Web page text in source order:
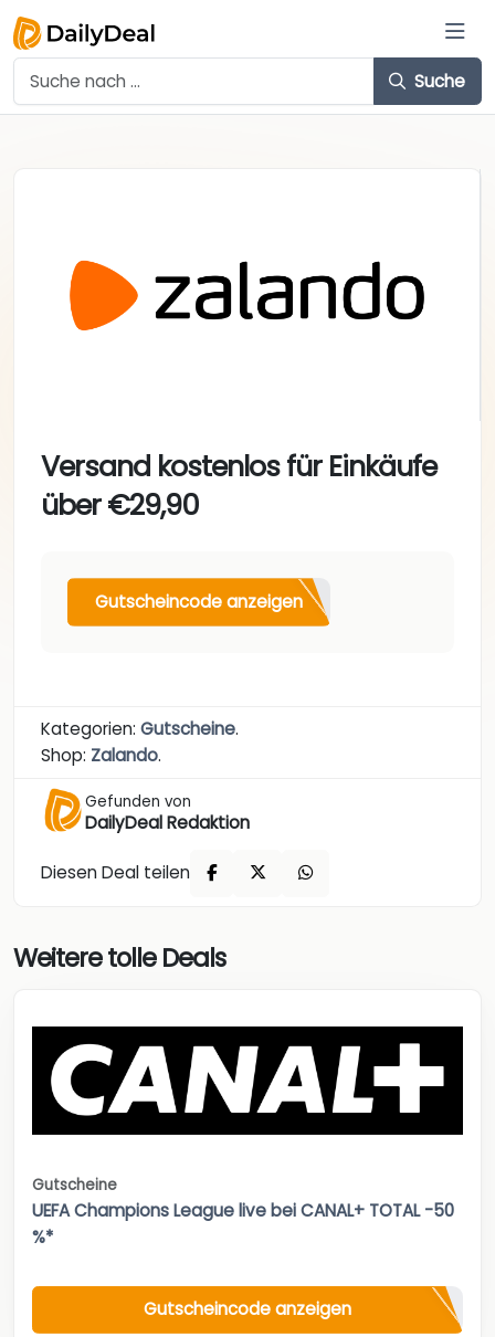
Suche
Versand kostenlos für Einkäufe
über €29,90
Gutscheincode anzeigen
Kategorien: Gutscheine.
Shop: Zalando.
Gefunden von
DailyDeal Redaktion
Diesen Deal teilen
Weitere tolle Deals
Gutscheine
UEFA Champions League live bei CANAL+ TOTAL -50
%*
Gutscheincode anzeigen